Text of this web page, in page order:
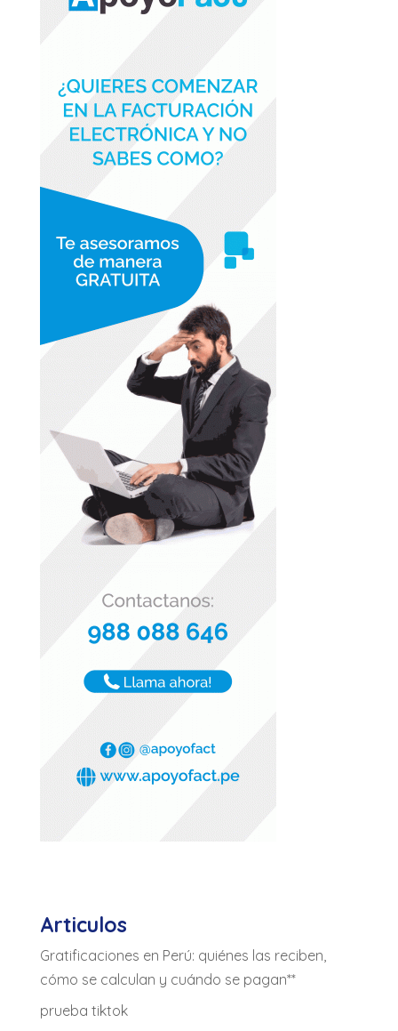
Articulos
Gratificaciones en Perú: quiénes las reciben,
cómo se calculan y cuándo se pagan**
prueba tiktok